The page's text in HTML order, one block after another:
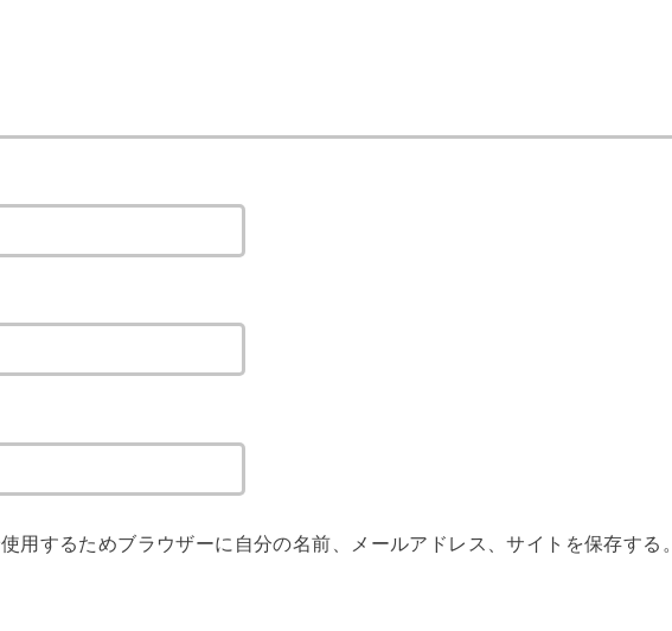
用するためブラウザーに自分の名前、メールアドレス、サイトを保存する。